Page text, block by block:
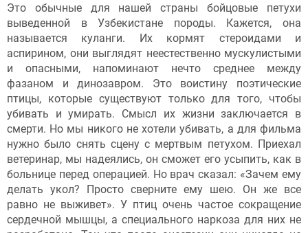
Это обычные для нашей страны бойцовые петухи
выведенной в Узбекистане породы. Кажется, она
называется куланги. Их кормят стероидами и
аспирином, они выглядят неестественно мускулистыми
и опасными, напоминают нечто среднее между
фазаном и динозавром. Это воистину поэтические
птицы, которые существуют только для того, чтобы
убивать и умирать. Смысл их жизни заключается в
смерти. Но мы никого не хотели убивать, а для фильма
нужно было снять сцену с мертвым петухом. Приехал
ветеринар, мы надеялись, он сможет его усыпить, как в
больнице перед операцией. Но врач сказал: «Зачем ему
делать укол? Просто сверните ему шею. Он же все
равно не выживет». У птиц очень частое сокращение
сердечной мышцы, а специального наркоза для них не